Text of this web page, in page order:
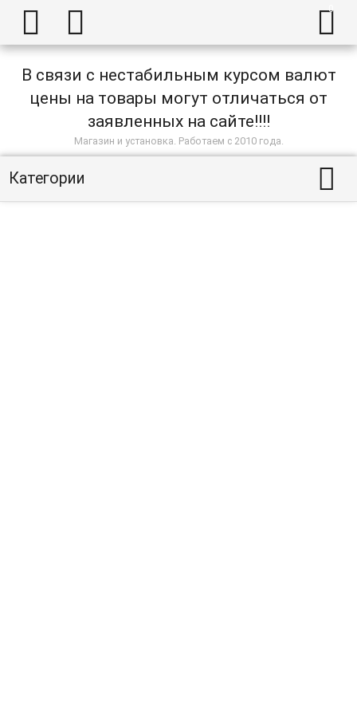
  
В связи с нестабильным курсом валют
цены на товары могут отличаться от
заявленных на сайте!!!!
Магазин и установка. Работаем с 2010 года.
Категории 